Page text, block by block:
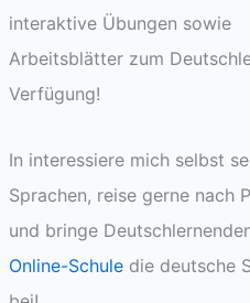
interaktive Übungen sowie
Arbeitsblätter zum
Verfügung!
In interessiere mich selbst
Sprachen, reise gerne nach
und bringe
Online-Schule die deutsche